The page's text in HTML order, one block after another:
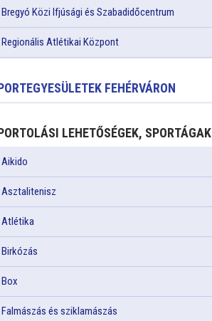
Bregyó Közi Ifjúsági és Szabadidőcentrum
Regionális Atlétikai Központ
FEHÉRVÁRON
LEHETŐSÉGEK, SPORTÁGAK
Aikido
Asztalitenisz
Atlétika
Birkózás
Box
Falmászás és sziklamászás